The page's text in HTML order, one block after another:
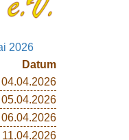
2026
Datum
04.04.2026
05.04.2026
06.04.2026
11.04.2026